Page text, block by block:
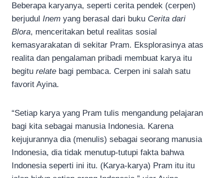
Beberapa karyanya, seperti cerita pendek (cerpen)
berjudul Inem yang berasal dari buku Cerita dari
Blora, menceritakan betul realitas sosial
kemasyarakatan di sekitar Pram. Eksplorasinya atas
realita dan pengalaman pribadi membuat karya itu
begitu relate bagi pembaca. Cerpen ini salah satu
favorit Ayina.
“Setiap karya yang Pram tulis mengandung pelajaran
bagi kita sebagai manusia Indonesia. Karena
kejujurannya dia (menulis) sebagai seorang manusia
Indonesia, dia tidak menutup-tutupi fakta bahwa
Indonesia seperti ini itu. (Karya-karya) Pram itu itu